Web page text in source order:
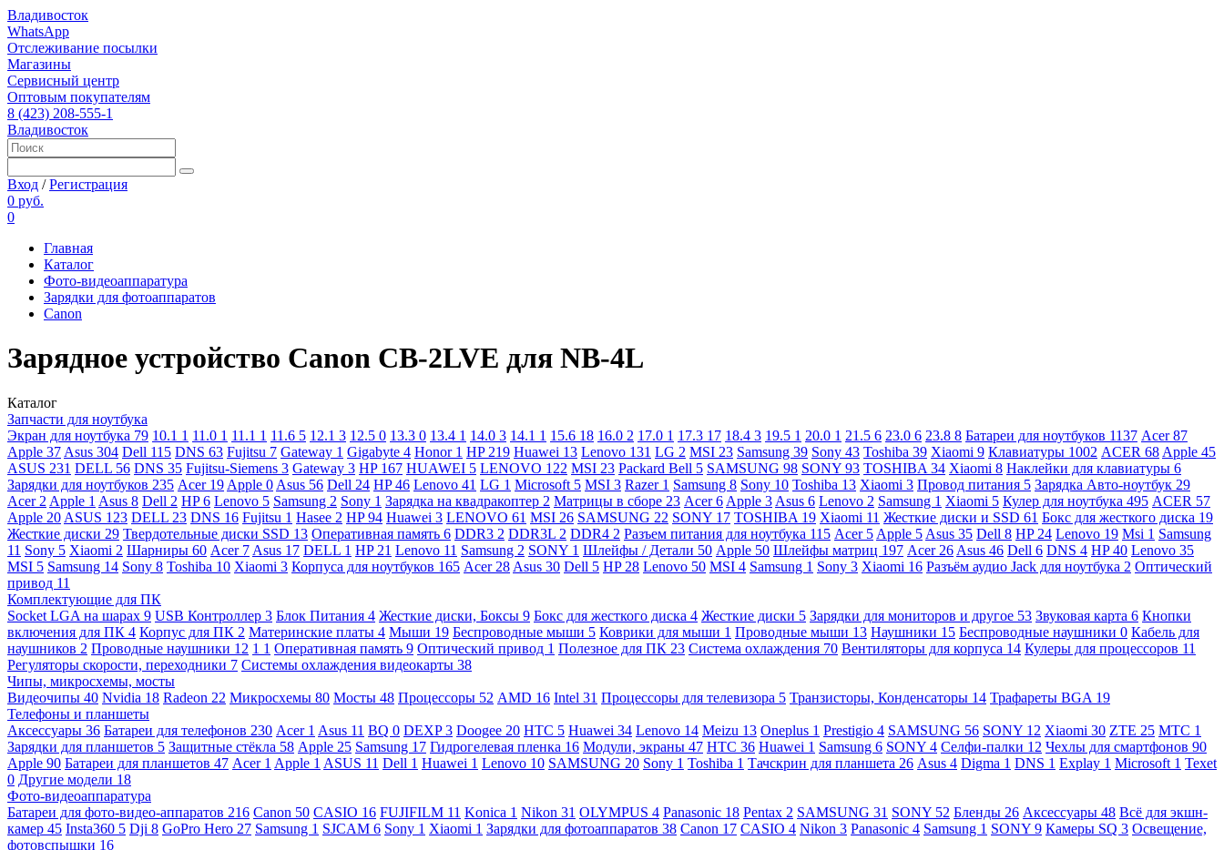
Владивосток
WhatsApp
Отслеживание посылки
Магазины
Сервисный центр
Оптовым покупателям
8 (423) 208-555-1
Владивосток
Вход /Регистрация
0 руб.
0
Главная
Каталог
Фото-видеоаппаратура
Зарядки для фотоаппаратов
Canon
Зарядное устройство Canon CB-2LVE для NB-4L
Каталог
Запчасти для ноутбука
Экран для ноутбука 79 10.1 1 11.0 1 11.1 1 11.6 5 12.1 3 12.5 0 13.3 0 13.4 1 14.0 3 14.1 1 15.6 18 16.0 2 17.0 1 17.3 17 18.4 3 19.5 1 20.0 1 21.5 6 23.0 6 23.8 8 Батареи для ноутбуков 1137 Acer87
Apple 37 Asus 304 Dell 115 DNS 63 Fujitsu 7 Gateway 1 Gigabyte 4 Honor 1 HP 219 Huawei 13 Lenovo 131 LG 2 MSI 23 Samsung 39 Sony 43 Toshiba 39 Xiaomi 9 Клавиатуры 1002 ACER 68 Apple 45
ASUS 231 DELL 56 DNS 35 Fujitsu-Siemens 3 Gateway 3 HP 167 HUAWEI 5 LENOVO 122 MSI 23 Packard Bell 5 SAMSUNG 98 SONY 93 TOSHIBA 34 Xiaomi 8 Наклейки для клавиатуры 6
Зарядки для ноутбуков 235 Acer 19 Apple 0 Asus 56 Dell 24 HP46 Lenovo 41 LG 1 Microsoft 5 MSI 3 Razer 1 Samsung 8 Sony 10 Toshiba 13 Xiaomi 3 Провод питания 5 Зарядка Авто-ноутбук 29
Acer 2 Apple 1 Asus 8 Dell 2 HP6 Lenovo 5 Samsung 2 Sony 1 Зарядка на квадракоптер 2 Матрицы в сборе 23 Acer6 Apple 3 Asus 6 Lenovo 2 Samsung 1 Xiaomi 5 Кулер для ноутбука 495 ACER 57
Apple 20 ASUS 123 DELL 23 DNS 16 Fujitsu 1 Hasee 2 HP94 Huawei 3 LENOVO 61 MSI 26 SAMSUNG 22 SONY 17 TOSHIBA 19 Xiaomi 11 Жесткие диски и SSD 61 Бокс для жесткого диска 19
Жесткие диски 29 Твердотельные диски SSD 13 Оперативная память 6 DDR3 2 DDR3L 2 DDR4 2 Разъем питания для ноутбука 115 Acer 5 Apple 5 Asus 35 Dell 8 HP 24 Lenovo 19 Msi 1 Samsung
11 Sony 5 Xiaomi 2 Шарниры 60 Acer 7 Asus 17 DELL 1 HP 21 Lenovo 11 Samsung 2 SONY 1 Шлейфы / Детали 50 Apple 50 Шлейфы матриц 197 Acer 26 Asus 46 Dell 6 DNS 4 HP40 Lenovo 35
MSI 5 Samsung 14 Sony 8 Toshiba 10 Xiaomi 3 Корпуса для ноутбуков 165 Acer 28 Asus 30 Dell 5 HP 28 Lenovo 50 MSI 4 Samsung 1 Sony 3 Xiaomi 16 Разъём аудио Jack для ноутбука 2 Оптический
привод 11
Комплектующие для ПК
Socket LGA на шарах 9 USB Контроллер 3 Блок Питания 4 Жесткие диски, Боксы 9 Бокс для жесткого диска 4 Жесткие диски 5 Зарядки для мониторов и другое 53 Звуковая карта 6 Кнопки
включения для ПК 4 Корпус для ПК 2 Материнские платы 4 Мыши 19 Беспроводные мыши 5 Коврики для мыши 1 Проводные мыши 13 Наушники 15 Беспроводные наушники 0 Кабель для
наушников 2 Проводные наушники 12 1 1 Оперативная память 9 Оптический привод 1 Полезное для ПК 23 Система охлаждения 70 Вентиляторы для корпуса 14 Кулеры для процессоров 11
Регуляторы скорости, переходники 7 Системы охлаждения видеокарты 38
Чипы, микросхемы, мосты
Видеочипы 40 Nvidia 18 Radeon 22 Микросхемы 80 Мосты 48 Процессоры 52 AMD 16 Intel 31 Процессоры для телевизора 5 Транзисторы, Конденсаторы 14 Трафареты BGA 19
Телефоны и планшеты
Аксессуары 36 Батареи для телефонов 230 Acer 1 Asus 11 BQ 0 DEXP3 Doogee 20 HTC 5 Huawei 34 Lenovo 14 Meizu 13 Oneplus 1 Prestigio 4 SAMSUNG 56 SONY 12 Xiaomi 30 ZTE 25 МТС 1
Зарядки для планшетов 5 Защитные стёкла 58 Apple 25 Samsung 17 Гидрогелевая пленка 16 Модули, экраны 47 HTC 36 Huawei 1 Samsung 6 SONY 4 Селфи-палки 12 Чехлы для смартфонов 90
Apple 90 Батареи для планшетов 47 Acer 1 Apple 1 ASUS 11 Dell 1 Huawei 1 Lenovo 10 SAMSUNG 20 Sony 1 Toshiba 1 Тачскрин для планшета 26 Asus 4 Digma 1 DNS 1 Explay 1 Microsoft 1 Texet
0 Другие модели 18
Фото-видеоаппаратура
Батареи для фото-видео-аппаратов 216 Canon 50 CASIO 16 FUJIFILM 11 Konica 1 Nikon 31 OLYMPUS 4 Panasonic 18 Pentax 2 SAMSUNG 31 SONY 52 Бленды 26 Аксессуары 48 Всё для экшн-
камер 45 Insta360 5 Dji 8 GoPro Hero 27 Samsung 1 SJCAM 6 Sony 1 Xiaomi 1 Зарядки для фотоаппаратов 38 Canon 17 CASIO 4 Nikon 3 Panasonic 4 Samsung 1 SONY 9 Камеры SQ 3 Освещение,
фотовспышки 16